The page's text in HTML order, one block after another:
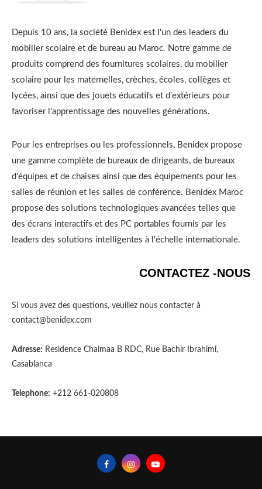
Depuis 10 ans, la société Benidex est l'un des leaders du
mobilier scolaire et de bureau au Maroc. Notre gamme de
produits comprend des fournitures scolaires, du mobilier
scolaire pour les maternelles, crèches, écoles, collèges et
lycées, ainsi que des jouets éducatifs et d'extérieurs pour
favoriser l'apprentissage des nouvelles générations.
Pour les entreprises ou les professionnels, Benidex propose
une gamme complète de bureaux de dirigeants, de bureaux
d'équipes et de chaises ainsi que des équipements pour les
salles de réunion et les salles de conférence. Benidex Maroc
propose des solutions technologiques avancées telles que
des écrans interactifs et des PC portables fournis par les
leaders des solutions intelligentes à l'échelle internationale.
CONTACTEZ -NOUS
Si vous avez des questions, veuillez nous contacter à
contact@benidex.com
Adresse: Residence Chaimaa B RDC, Rue Bachir Ibrahimi,
Casablanca
Telephone: +212 661-020808